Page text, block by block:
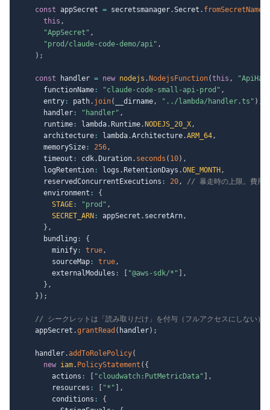
const appSecret = secretsmanager.Secret .
this ,
"AppSecret" ,
"prod/claude-code-demo/api" ,
) ;
const handler = new nodejs . NodejsFunction(this ,
      functionName
: "claude-code-small-api-prod" ,
      entry
: path. join( __dirname, "../lambda/handler.ts" ) ,
      handler
: "handler" ,
      runtime
: lambda. Runtime. NODEJS_20_X,
      architecture
: lambda.Architecture.ARM_64,
      memorySize
: 256,
      timeout
: cdk. Duration. seconds ( 10) ,
      logRetention
: logs . RetentionDays .ONE_MONTH ,
      reservedConcurrentExecutions
: 20,
// 暴走時の上限。費用
      environment
:
{
STAGE : "prod" ,
SECRET_ARN : appSecret . secretArn,
} ,
      bundling
:
{
        minify
: true,
        sourceMap
: true,
        externalModules
: "@aws-sdk/*"
,
} ,
} ) ;
// シークレットは「読み取りだけ」を付与（フルアクセスにしない）
    appSecret
.grantRead ( handler) ;
    handler
.addToRolePolicy(
new iam. PolicyStatement ( {
        actions
: "cloudwatch:PutMetricData"
,
        resources
: "*"
,
        conditions
:
{